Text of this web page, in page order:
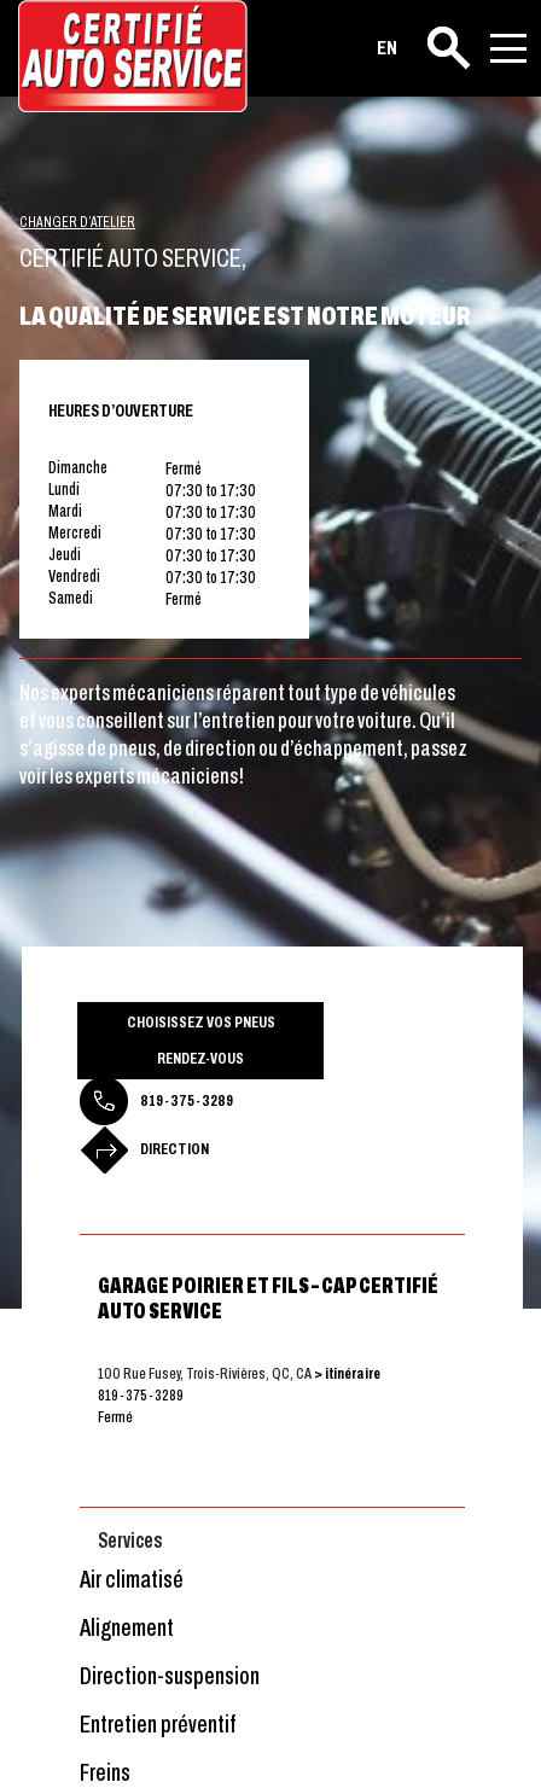
EN Rechercher
CHANGER D’ATELIER
CERTIFIÉ AUTO SERVICE,
LA QUALITÉ DE SERVICE EST NOTRE MOTEUR
HEURES D’OUVERTURE
Dimanche
Fermé
Lundi
07:30 to 17:30
Mardi
07:30 to 17:30
Mercredi
07:30 to 17:30
Jeudi
07:30 to 17:30
Vendredi
07:30 to 17:30
Samedi
Fermé
Nos experts mécaniciens réparent tout type de véhicules
et vous conseillent sur l’entretien pour votre voiture. Qu’il
s’agisse de pneus, de direction ou d’échappement, passez
voir les experts mécaniciens!
CHOISISSEZ VOS PNEUS
RENDEZ-VOUS
819-375-3289
DIRECTION
GARAGE POIRIER ET FILS – CAP CERTIFIÉ
AUTO SERVICE
100 Rue Fusey, Trois-Rivières, QC, CA > itinéraire
819-375-3289
Fermé
Services
Air climatisé
Alignement
Direction-suspension
Entretien préventif
Freins